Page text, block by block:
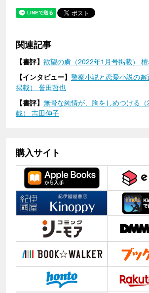
関連記事
【書評】 欲望の虜（2022年1月号掲載）
【インタビュー】 警察小説と恋愛小説の
掲載） 誉田哲也
【書評】 無骨な純情が、胸をしめつける
載） 吉田伸子
購入サイト